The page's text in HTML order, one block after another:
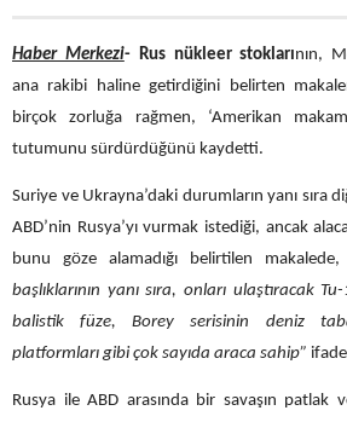
Haber Merkezi- Rus nükleer stoklarının,
ana rakibi haline getirdiğini belirten
birçok zorluğa rağmen, ‘Amerikan
tutumunu sürdürdüğünü kaydetti.
Suriye ve Ukrayna’daki durumların yanı sıra
ABD’nin Rusya’yı vurmak istediği, ancak
bunu göze alamadığı belirtilen makalede,
başlıklarının yanı sıra, onları ulaştıracak
balistik füze, Borey serisinin deniz
platformları gibi çok sayıda araca sahip”
Rusya ile ABD arasında bir savaşın patlak